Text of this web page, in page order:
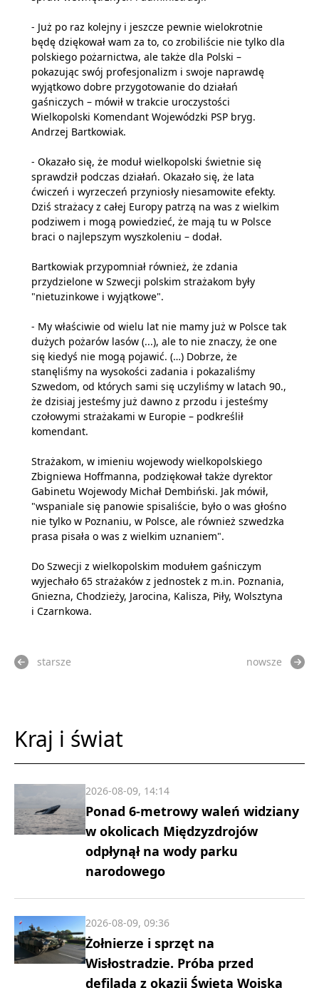
- Już po raz kolejny i jeszcze pewnie wielokrotnie
będę dziękował wam za to, co zrobiliście nie tylko dla
polskiego pożarnictwa, ale także dla Polski –
pokazując swój profesjonalizm i swoje naprawdę
wyjątkowo dobre przygotowanie do działań
gaśniczych – mówił w trakcie uroczystości
Wielkopolski Komendant Wojewódzki PSP bryg.
Andrzej Bartkowiak.
- Okazało się, że moduł wielkopolski świetnie się
sprawdził podczas działań. Okazało się, że lata
ćwiczeń i wyrzeczeń przyniosły niesamowite efekty.
Dziś strażacy z całej Europy patrzą na was z wielkim
podziwem i mogą powiedzieć, że mają tu w Polsce
braci o najlepszym wyszkoleniu – dodał.
Bartkowiak przypomniał również, że zdania
przydzielone w Szwecji polskim strażakom były
"nietuzinkowe i wyjątkowe".
- My właściwie od wielu lat nie mamy już w Polsce tak
dużych pożarów lasów (...), ale to nie znaczy, że one
się kiedyś nie mogą pojawić. (…) Dobrze, że
stanęliśmy na wysokości zadania i pokazaliśmy
Szwedom, od których sami się uczyliśmy w latach 90.,
że dzisiaj jesteśmy już dawno z przodu i jesteśmy
czołowymi strażakami w Europie – podkreślił
komendant.
Strażakom, w imieniu wojewody wielkopolskiego
Zbigniewa Hoffmanna, podziękował także dyrektor
Gabinetu Wojewody Michał Dembiński. Jak mówił,
"wspaniale się panowie spisaliście, było o was głośno
nie tylko w Poznaniu, w Polsce, ale również szwedzka
prasa pisała o was z wielkim uznaniem".
Do Szwecji z wielkopolskim modułem gaśniczym
wyjechało 65 strażaków z jednostek z m.in. Poznania,
Gniezna, Chodzieży, Jarocina, Kalisza, Piły, Wolsztyna
i Czarnkowa.
starsze nowsze
Kraj i świat
Ponad 6-metrowy waleń widziany
w okolicach Międzyzdrojów
odpłynął na wody parku
narodowego
2026-08-09, 14:14
Żołnierze i sprzęt na
Wisłostradzie. Próba przed
defiladą z okazji Święta Wojska
2026-08-09, 09:36